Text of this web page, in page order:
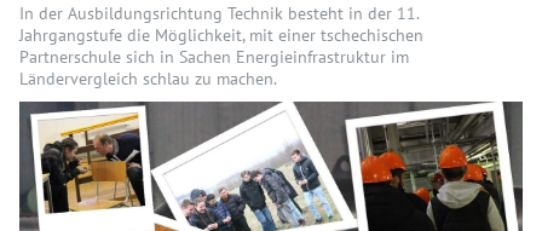
In der Ausbildungsrichtung Technik besteht in der 11.
Jahrgangstufe die Möglichkeit, mit einer tschechischen
Partnerschule sich in Sachen Energieinfrastruktur im
Ländervergleich schlau zu machen.